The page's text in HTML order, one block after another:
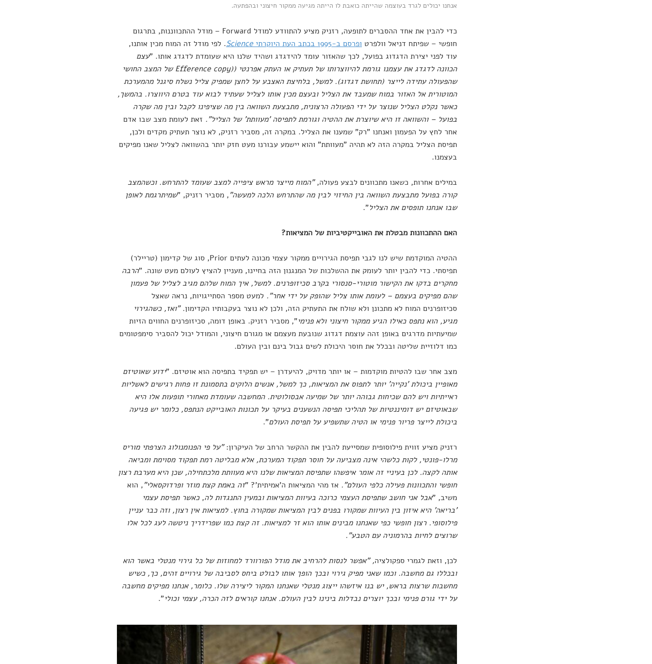
אנחנו יכולים לגרד בעוצמה שהייתה כואבת לו הייתה מגיעה ממקור חיצוני ובהפתעה.
כדי להבין את אחד ההסברים לתופעה, רזניק מציע להתוודע למודל Forward – מודל ההתכווננות, בתרגום
חופשי – שפיתח דניאל וולפרט ופרסם ב-1995 בכתב העת היוקרתי Science. לפי מודל זה המוח מכין אותנו,
עוד לפני יצירת הדגדוג בפועל, לכך שהאזור עומד להידגדג ושהיד שלנו היא שעומדת לדגדג אותו. "עצם
הכוונה לדגדג את עצמנו גורמת להיווצרותו של תעתיק או העתק אפרנטי ((Efference copy
של המצב החושי
שהפעולה עתידה לייצר (תחושת דגדוג). למשל, בלחיצת האצבע על לחצן שמפיק צליל נשלח סיגנל מהמערכת
המוטורית אל האזור במוח שמעבד את הצליל ובעצם מכין אותו לצליל שעתיד לבוא עוד בטרם היווצרו. בהמשך,
כאשר נקלט הצליל שנוצר על ידי הפעולה הרצונית, מתבצעת השוואה בין מה שציפינו לקבל ובין מה שקרה
בפועל – והשוואה זו היא שיוצרת את ההטיה וגורמת לתפיסה 'מעוותת' של הצליל". זאת לעומת מצב שבו אדם
אחר לחץ על הפעמון ואנחנו "רק" שמענו את הצליל. במקרה זה, מסביר רזניק, לא נוצר תעתיק מקדים ולכן,
תפיסת הצליל במקרה הזה לא תהיה "מעוותת" והוא יישמע עבורנו מעט חזק יותר בהשוואה לצליל שאנו מפיקים
בעצמנו.
במילים אחרות, כשאנו מתכוונים לבצע פעולה,"המוח מייצר מראש ציפייה למצב שעומד להתרחש. וכשהמצב
קורה בפועל מתבצעת השוואה בין החיזוי לבין מה שהתרחש הלכה למעשה", מסביר רזניק, "שמיתרגמת לאופן
שבו אנחנו תופסים את הצליל".
האם ההתכוונות מבטלת את האובייקטיביות של המציאות?
ההטיה המוקדמת שיש לנו לגבי תפיסת הגירויים ממקור עצמי מכונה לעתים Prior, סוג של קדימון (טריילר)
תפיסתי. כדי להבין יותר לעומק את ההשלכות של המנגנון הזה בחיינו, מעניין להציץ לעולם מעט שונה. "הרבה
מחקרים בדקו את הקישור מוטורי-סנסורי בקרב סכיזופרנים. למשל, איך המוח שלהם מגיב לצליל של פעמון
שהם מפיקים בעצמם – לעומת אותו צליל שהופק על ידי אחר". למעט מספר הסתייגויות, נראה שאצל
סכיזופרנים המוח לא מתכונן ולא שולח את התעתיק הזה, ולכן לא נוצר בעקבותיו הקדימון. "ואז, כשהגירוי
מגיע, הוא נתפס כאילו הגיע ממקור חיצוני ולא פנימי", מסביר רזניק. באופן דומה, סכיזופרנים החווים הזיות
שמיעתיות מדרגים באופן זהה עוצמת דגדוג שנובעת מעצמם או מגורם חיצוני, והמודל יכול להסביר סימפטומים
כמו דלוזיית שליטה ובכלל את חוסר היכולת לשים גבול בינם ובין העולם.
מצב אחר שבו להטיות מוקדמות – או יותר מדויק, להיעדרן – יש תפקיד בתפיסה הוא אוטיזם. "ידוע שאוטיזם
מאופיין ביכולת 'נקייה' יותר לתפוס את המציאות, כך למשל, אנשים הלוקים בתסמונת זו פחות רגישים לאשליות
ראייתיות ויש להם שכיחות גבוהה יותר של שמיעה אבסולוטית. המחשבה שעומדת מאחורי תופעות אלו היא
שבאוטיזם יש דומיננטיות של תהליכי תפיסה הנשענים בעיקר על תכונות האובייקט הנתפס, כלומר יש פגיעה
ביכולת לייצר פריור פנימי או הטיה שתשפיע על תפיסת העולם".
רזניק מציע זווית פילוסופית שמסייעת להבין את ההקשר הרחב של העיקרון:"על פי הפנומנולוג הצרפתי מוריס
מרלו-פונטי, לקות כלשהי אינה מצביעה על חוסר תפקוד המערכת, אלא מבליטה רמת תפקוד מסוימת ומביאה
אותה לקצה. לכן בעיניי זה אומר איפשהו שתפיסת המציאות שלנו היא מעוותת מלכתחילה, שכן היא מערבת רצון
חופשי והתכוונות פעילה כלפי העולם". אז מהי המציאות ה'אמיתית'? "זה באמת קצת מוזר ופרדוקסאלי", הוא
משיב, "אבל אני חושב שתפיסת העצמי כרוכה בעיוות המציאות ובמעין התנגדות לה,כאשר תפיסת עצמי
'בריאה' היא איזון בין העיוות שמקורו בפנים לבין המציאות שמקורה בחוץ. למציאות אין רצון, וזה כבר עניין
פילוסופי. רצון חופשי כפי שאנחנו מבינים אותו הוא זר למציאות. זה קצת כמו שפרידריך ניטשה לעג לכל אלו
שרוצים לחיות בהרמוניה עם הטבע".
לכן, וזאת לגמרי ספקולציה, "אפשר לנסות להרחיב את מודל הפורוורד למחוזות של כל גירוי מנטלי באשר הוא
ובכללו גם מחשבה. וכמו שאני מפיק גירוי ובכך הופך אותו לבולט ביחס לסביבה של גירויים זהים, כך, כשיש
מחשבות שרצות בראש, יש בנו איזשהו ייצוג מנטלי שאנחנו המקור ליצירה שלו. כלומר, אנחנו מפיקים מחשבה
על ידי גורם פנימי ובכך יוצרים נבדלות בינינו לבין העולם. אנחנו קוראים לזה הכרה, עצמי וכולי".